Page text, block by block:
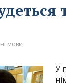
мови
У